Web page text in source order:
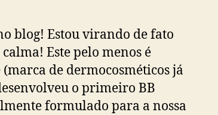
blog! Estou virando de fato
Este pelo menos é
de dermocosméticos já
o primeiro BB
formulado para a nossa